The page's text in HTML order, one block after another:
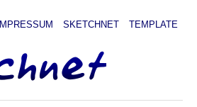
IMPRESSUM SKETCHNET TEMPLATE